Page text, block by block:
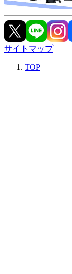
サイトマップ
TOP